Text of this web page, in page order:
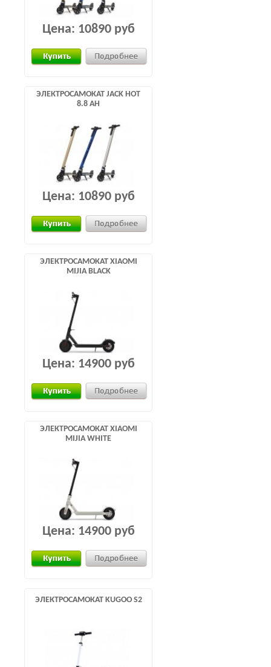
Цена: 10890 руб
ЭЛЕКТРОСАМОКАТ JACK HOT
8.8 AH
Цена: 10890 руб
ЭЛЕКТРОСАМОКАТ XIAOMI
MIJIA BLACK
Цена: 14900 руб
ЭЛЕКТРОСАМОКАТ XIAOMI
MIJIA WHITE
Цена: 14900 руб
ЭЛЕКТРОСАМОКАТ KUGOO S2